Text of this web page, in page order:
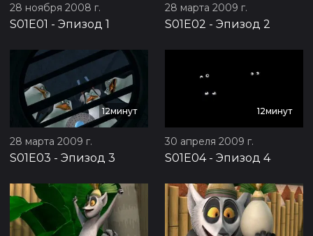
28 ноября 2008 г.
S01E01 - Эпизод 1
28 марта 2009 г.
S01E02 - Эпизод 2
12минут
28 марта 2009 г.
S01E03 - Эпизод 3
12минут
30 апреля 2009 г.
S01E04- Эпизод 4